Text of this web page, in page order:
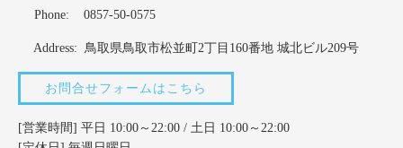
Phone: 0857-50-0575
Address: 鳥取県鳥取市松並町2丁目160番地 城北ビル209号
お問合せフォームはこちら
[営業時間] 平日 10:00～22:00 / 土日 10:00～22:00